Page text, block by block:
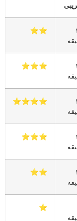
⭐️⭐️
⭐️⭐️⭐️
⭐️⭐️⭐️⭐️
⭐️⭐️⭐️
⭐️⭐️